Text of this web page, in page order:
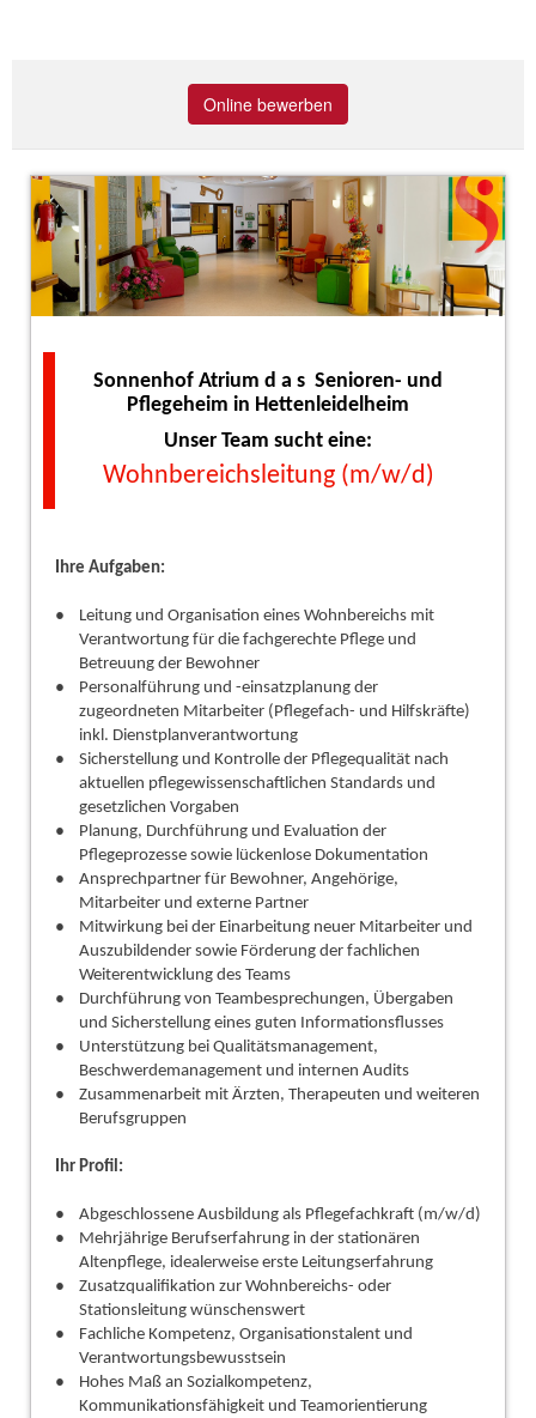
Online bewerben
Sonnenhof Atrium d a s Senioren- und
Pflegeheim in Hettenleidelheim
Unser Team sucht eine:
Wohnbereichsleitung (m/w/d)
Ihre Aufgaben:
Leitung und Organisation eines Wohnbereichs mit
Verantwortung für die fachgerechte Pflege und
Betreuung der Bewohner
Personalführung und -einsatzplanung der
zugeordneten Mitarbeiter (Pflegefach- und Hilfskräfte)
inkl. Dienstplanverantwortung
Sicherstellung und Kontrolle der Pflegequalität nach
aktuellen pflegewissenschaftlichen Standards und
gesetzlichen Vorgaben
Planung, Durchführung und Evaluation der
Pflegeprozesse sowie lückenlose Dokumentation
Ansprechpartner für Bewohner, Angehörige,
Mitarbeiter und externe Partner
Mitwirkung bei der Einarbeitung neuer Mitarbeiter und
Auszubildender sowie Förderung der fachlichen
Weiterentwicklung des Teams
Durchführung von Teambesprechungen, Übergaben
und Sicherstellung eines guten Informationsflusses
Unterstützung bei Qualitätsmanagement,
Beschwerdemanagement und internen Audits
Zusammenarbeit mit Ärzten, Therapeuten und weiteren
Berufsgruppen
Ihr Profil:
Abgeschlossene Ausbildung als Pflegefachkraft (m/w/d)
Mehrjährige Berufserfahrung in der stationären
Altenpflege, idealerweise erste Leitungserfahrung
Zusatzqualifikation zur Wohnbereichs- oder
Stationsleitung wünschenswert
Fachliche Kompetenz, Organisationstalent und
Verantwortungsbewusstsein
Hohes Maß an Sozialkompetenz,
Kommunikationsfähigkeit und Teamorientierung